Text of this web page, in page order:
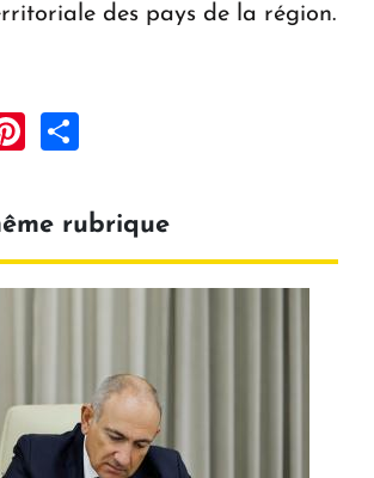
des pays de la région.
Pinterest
rubrique